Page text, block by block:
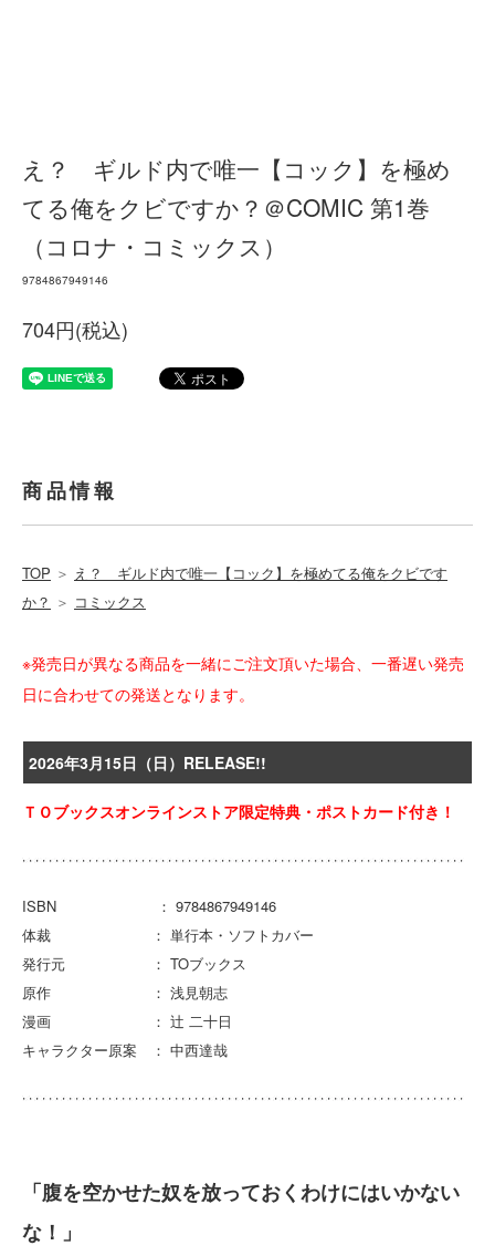
え？ ギルド内で唯一【コック】を極め
てる俺をクビですか？＠COMIC 第1巻
（コロナ・コミックス）
9784867949146
704円(税込)
商品情報
TOP ＞ え？ ギルド内で唯一【コック】を極めてる俺をクビです
か？ ＞ コミックス
※発売日が異なる商品を一緒にご注文頂いた場合、一番遅い発売
日に合わせての発送となります。
2026年3月15日（日）RELEASE!!
ＴＯブックスオンラインストア限定特典・ポストカード付き！
ISBN ： 9784867949146
体裁 ： 単行本・ソフトカバー
発行元 ： TOブックス
原作 ： 浅見朝志
漫画 ： 辻 二十日
キャラクター原案 ： 中西達哉
「腹を空かせた奴を放っておくわけにはいかない
な！」